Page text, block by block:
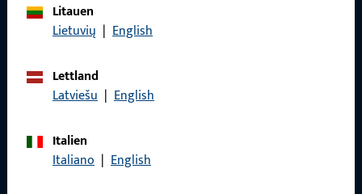
Litauen
Lietuvių | English
Lettland
Latviešu | English
Italien
Italiano | English
Impressum